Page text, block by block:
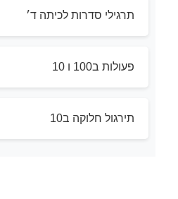
תרגילי סדרות לכיתה ד׳
פעולות ב100 ו 10
תירגול חלוקה ב10